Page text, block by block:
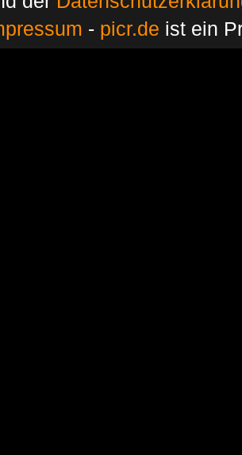
- picr.de ist ein